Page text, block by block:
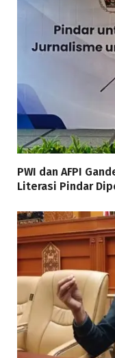
PWI dan AFPI
Literasi Pindar